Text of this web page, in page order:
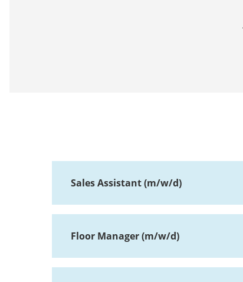
Sales Assistant (m/w/d)
Floor Manager (m/w/d)